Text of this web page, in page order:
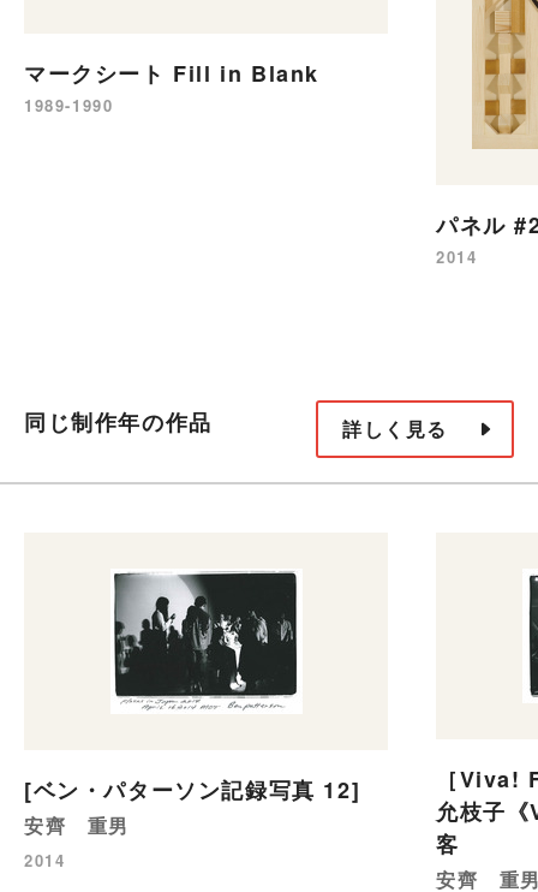
マークシート Fill in Blank
1989-1990
パネル
2014
同じ制作年の作品 詳しく見る
[ベン・パターソン記録写真 12]
安齊 重男
2014
［Viva!
允枝子
客
安齊 重